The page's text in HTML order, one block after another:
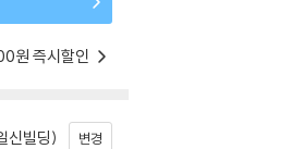
원 즉시할인
신빌딩) 변경